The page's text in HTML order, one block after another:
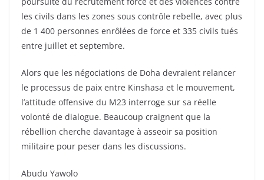
les civils dans les zones sous contrôle rebelle, avec plus
de 1 400 personnes enrôlées de force et 335 civils tués
entre juillet et septembre.
Alors que les négociations de Doha devraient relancer
le processus de paix entre Kinshasa et le mouvement,
l’attitude offensive du M23 interroge sur sa réelle
volonté de dialogue. Beaucoup craignent que la
rébellion cherche davantage à asseoir sa position
militaire pour peser dans les discussions.
Abudu Yawolo